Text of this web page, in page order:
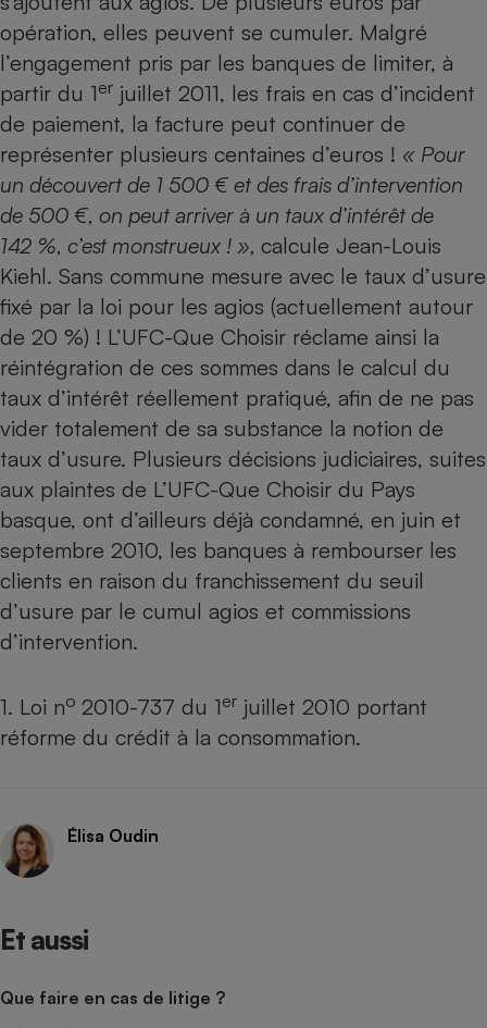
opération, elles peuvent se cumuler. Malgré
l’engagement pris par les banques de limiter, à
partir du 1er juillet 2011, les frais en cas d’incident
de paiement, la facture peut continuer de
représenter plusieurs centaines d’euros ! « Pour
un découvert de 1 500 € et des frais d’intervention
de 500 €, on peut arriver à un taux d’intérêt de
142 %, c’est monstrueux ! », calcule Jean-Louis
Kiehl. Sans commune mesure avec le taux d’usure
fixé par la loi pour les agios (actuellement autour
de 20 %) ! L’UFC-Que Choisir réclame ainsi la
réintégration de ces sommes dans le calcul du
taux d’intérêt réellement pratiqué, afin de ne pas
vider totalement de sa substance la notion de
taux d’usure. Plusieurs décisions judiciaires, suites
aux plaintes de L’UFC-Que Choisir du Pays
basque, ont d’ailleurs déjà condamné, en juin et
septembre 2010, les banques à rembourser les
clients en raison du franchissement du seuil
d’usure par le cumul agios et commissions
d’intervention.
1. Loi no 2010-737 du 1er juillet 2010 portant
réforme du crédit à la consommation.
Élisa Oudin
Et aussi
Que faire en cas de litige ?